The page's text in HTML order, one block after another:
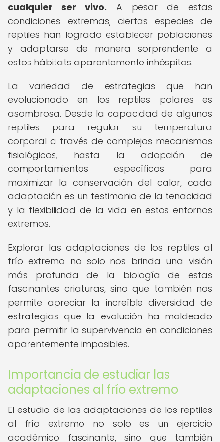
cualquier ser vivo. A pesar de estas
condiciones extremas, ciertas especies de
reptiles han logrado establecer poblaciones
y adaptarse de manera sorprendente a
estos hábitats aparentemente inhóspitos.
La variedad de estrategias que han
evolucionado en los reptiles polares es
asombrosa. Desde la capacidad de algunos
reptiles para regular su temperatura
corporal a través de complejos mecanismos
fisiológicos, hasta la adopción de
comportamientos específicos para
maximizar la conservación del calor, cada
adaptación es un testimonio de la tenacidad
y la flexibilidad de la vida en estos entornos
extremos.
Explorar las adaptaciones de los reptiles al
frío extremo no solo nos brinda una visión
más profunda de la biología de estas
fascinantes criaturas, sino que también nos
permite apreciar la increíble diversidad de
estrategias que la evolución ha moldeado
para permitir la supervivencia en condiciones
aparentemente imposibles.
Importancia de estudiar las
adaptaciones al frío extremo
El estudio de las adaptaciones de los reptiles
al frío extremo no solo es un ejercicio
académico fascinante, sino que también